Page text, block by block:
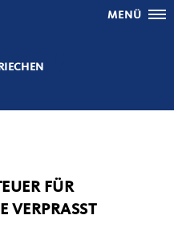
MENÜ
FÜR
VERPRASST